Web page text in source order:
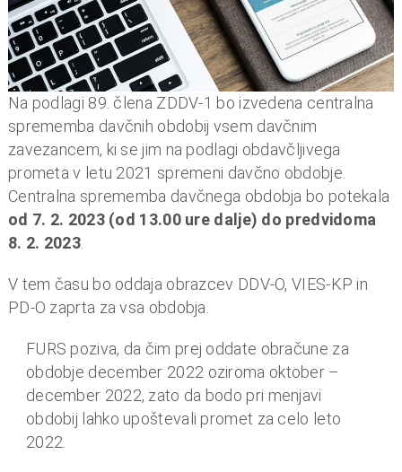
n
i
o
b
r
a
č
u
n
,
m
a
l
o
i
Na podlagi 89. člena ZDDV-1 bo izvedena centralna
sprememba davčnih obdobij vsem davčnim
zavezancem, ki se jim na podlagi obdavčljivega
prometa v letu 2021 spremeni davčno obdobje.
Centralna sprememba davčnega obdobja bo potekala
od 7. 2. 2023 (od 13.00 ure dalje) do predvidoma
8. 2. 2023.
V tem času bo oddaja obrazcev DDV-O, VIES-KP in
PD-O zaprta za vsa obdobja.
FURS poziva, da čim prej oddate obračune za
obdobje december 2022 oziroma oktober –
december 2022, zato da bodo pri menjavi
obdobij lahko upoštevali promet za celo leto
2022.